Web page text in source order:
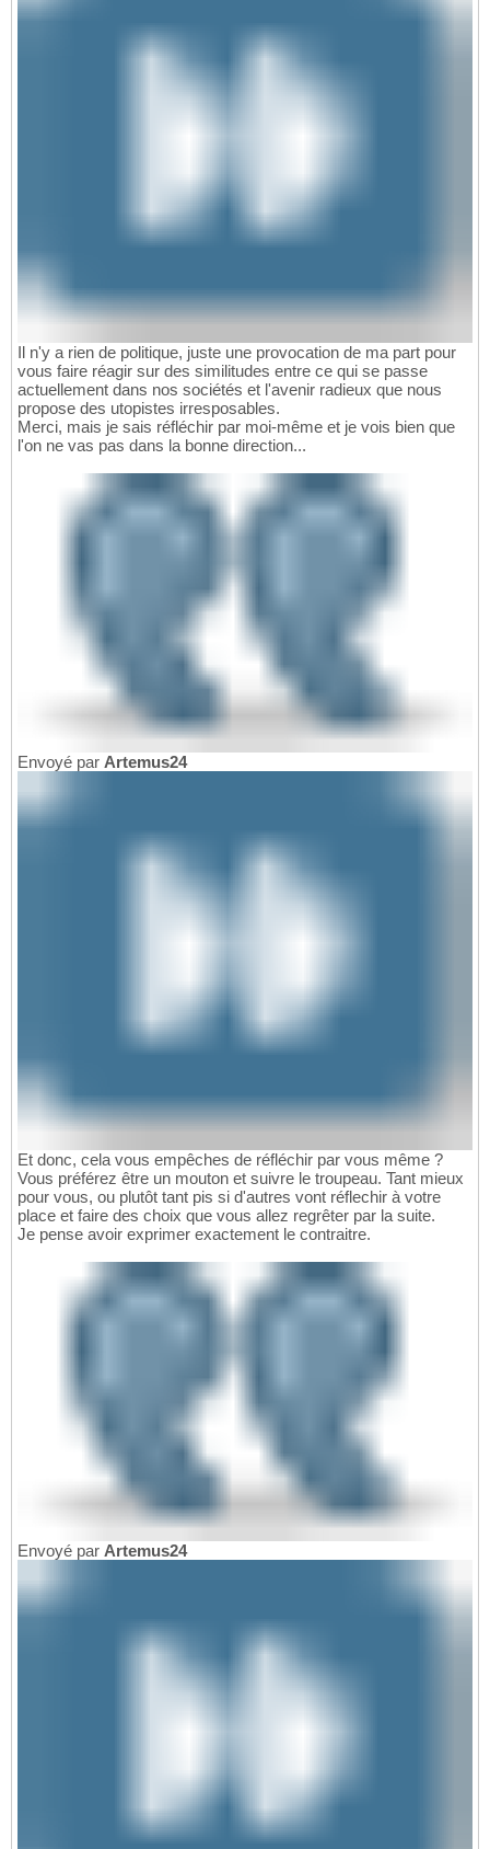
Il n'y a rien de politique, juste une provocation de ma part pour
vous faire réagir sur des similitudes entre ce qui se passe
actuellement dans nos sociétés et l'avenir radieux que nous
propose des utopistes irresposables.
Merci, mais je sais réfléchir par moi-même et je vois bien que
l'on ne vas pas dans la bonne direction...
Envoyé par Artemus24
Et donc, cela vous empêches de réfléchir par vous même ?
Vous préférez être un mouton et suivre le troupeau. Tant mieux
pour vous, ou plutôt tant pis si d'autres vont réflechir à votre
place et faire des choix que vous allez regrêter par la suite.
Je pense avoir exprimer exactement le contraitre.
Envoyé par Artemus24